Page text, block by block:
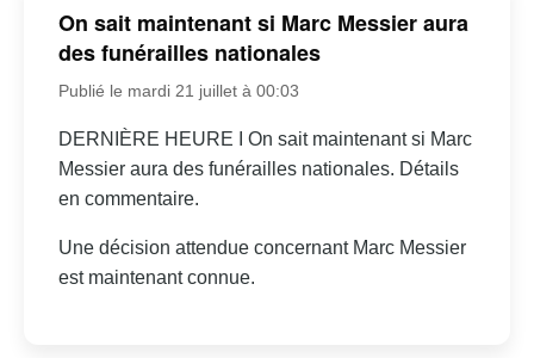
On sait maintenant si Marc Messier aura
des funérailles nationales
Publié le mardi 21 juillet à 00:03
DERNIÈRE HEURE I On sait maintenant si Marc
Messier aura des funérailles nationales. Détails
en commentaire.
Une décision attendue concernant Marc Messier
est maintenant connue.